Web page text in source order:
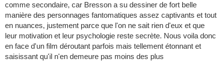
comme secondaire, car Bresson a su dessiner de fort belle
manière des personnages fantomatiques assez captivants et tout
en nuances, justement parce que l'on ne sait rien d'eux et que
leur motivation et leur psychologie reste secrète. Nous voila donc
en face d'un film déroutant parfois mais tellement étonnant et
saisissant qu'il n'en demeure pas moins des plus